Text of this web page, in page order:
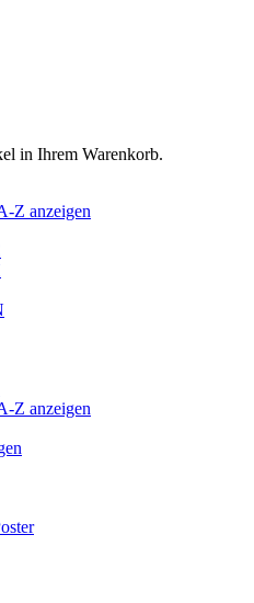
in Ihrem Warenkorb.
Z anzeigen
Z anzeigen